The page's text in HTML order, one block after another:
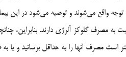
واقع می‌شوند و توصیه می‌شود در این
نسبت به مصرف گلوکز آلرژی دارند.
است مصرف آنها را به حداقل برسانید و یا